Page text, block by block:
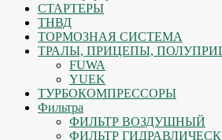
СТАРТЕРЫ
ТНВД
ТОРМОЗНАЯ СИСТЕМА
ТРАЛЫ, ПРИЦЕПЫ,
FUWA
YUEK
ТУРБОКОМПРЕССОРЫ
Фильтра
ФИЛЬТР ВОЗДУШНЫЙ
ФИЛЬТР